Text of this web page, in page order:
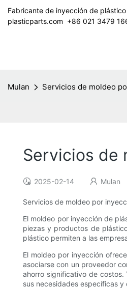
Fabricante de inyección de
plasticparts.com
+86 021 3479
Mulan Servicios de moldeo
Servicios de
2025-02-14 Mulan
Servicios de moldeo por
El moldeo por inyección de
piezas y productos de
plástico permiten a las
El moldeo por inyección
asociarse con un proveedor
ahorro significativo de
sus necesidades específicas